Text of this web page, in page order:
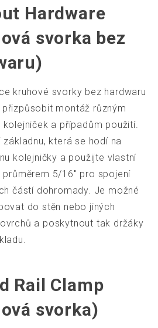
Hardware
svorka bez
kruhové svorky bez hardwaru
přizpůsobit montáž různým
a případům použití.
základnu, která se hodí na
kolejničky a použijte vlastní
průměrem 5/16" pro spojení
částí dohromady. Je možné
do stěn nebo jiných
a poskytnout tak držáky
Rail Clamp
svorka)